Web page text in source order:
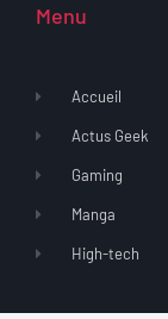
Menu
Accueil
Actus Geek
Gaming
Manga
High-tech